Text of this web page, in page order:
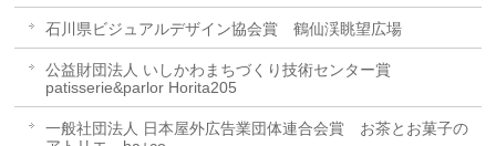
石川県ビジュアルデザイン協会賞 鶴仙渓眺望広場
公益財団法人 いしかわまちづくり技術センター賞
patisserie&parlor Horita205
一般社団法人 日本屋外広告業団体連合会賞 お茶とお菓子の